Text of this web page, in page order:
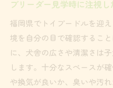
ブリーダー見学時に注視
福岡県でトイプードルを迎
境を自分の目で確認するこ
に、犬舎の広さや清潔さは
します。十分なスペースが
や換気が良いか、臭いや汚